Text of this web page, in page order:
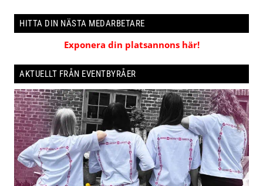
HITTA DIN NÄSTA MEDARBETARE
Exponera din platsannons här!
AKTUELLT FRÅN EVENTBYRÅER